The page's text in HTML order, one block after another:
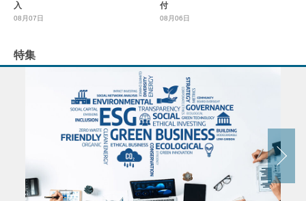
入
08月07日
付
08月06日
特集